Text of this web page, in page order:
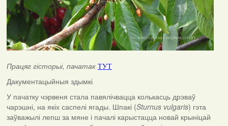
Працяг гісторыі, пачатак ТУТ
Дакументацыйныя здымкі
У пачатку чэрвеня стала павялічвацца колькасць дрэваў
чарэшні, на якіх саспелі ягады. Шпакі (Sturnus vulgaris) гэта
заўважылі лепш за мяне і пачалі карыстацца новай крыніцай